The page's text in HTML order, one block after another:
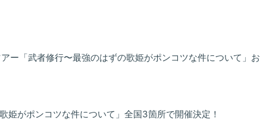
ー「武者修行〜最強のはずの歌姫がポンコツな件について」
姫がポンコツな件について」全国3箇所で開催決定！